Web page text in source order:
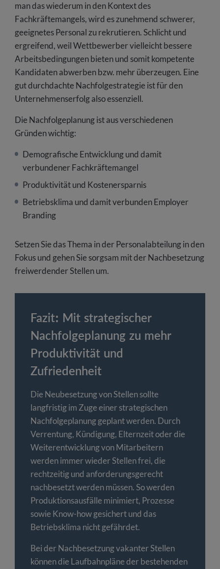
man das wiederum in den Kontext des
Fachkräftemangels, wird es zunehmend schwerer,
geeignetes Personal zu rekrutieren. Schlicht und
ergreifend, weil Wettbewerber vielleicht bessere
Arbeitsbedingungen bieten und somit kompetente
Kandidaten abwerben bzw. mehr überzeugen. Eine
gut durchdachte Nachfolgestrategie ist für den
Unternehmenserfolg also essenziell.
Die Nachfolgeplanung ist aus verschiedenen
Gründen wichtig:
Demografische Entwicklung und damit
verbundener Fachkräftemangel
Produktivität und Kostenersparnis
Betriebsklima und damit verbunden Employer
Branding
Setzen Sie das Thema in der Personalabteilung in den
Fokus und gehen Sie sorgsam mit der Nachbesetzung
freiwerdender Stellen um.
Fazit: Mit strategischer
Nachfolgeplanung zu mehr
Produktivität und
Zufriedenheit
Die Neubesetzung von Stellen sollte
langfristig im Zuge einer strategischen
Nachfolgeplanung geplant werden. Durch
Verrentung, Kündigung, Elternzeit oder die
Weiterentwicklung von Mitarbeitern
werden immer wieder Stellen frei, die
rechtzeitig und anforderungsgerecht
nachbesetzt werden müssen. So werden
Produktionsausfälle minimiert, Prozesse
sowie Know-how gesichert und das
Betriebsklima nicht gefährdet.
Bei der Nachbesetzung vakanter Stellen
können die Laufbahnpläne der bestehenden